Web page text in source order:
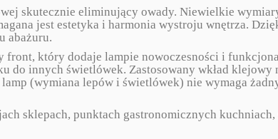
skutecznie eliminujący owady. Niewielkie
jest estetyka i harmonia wystroju wnętrza.
abażuru.
który dodaje lampie nowoczesności i
do innych świetlówek. Zastosowany wkład
(wymiana lepów i świetlówek) nie wymaga
sklepach, punktach gastronomicznych